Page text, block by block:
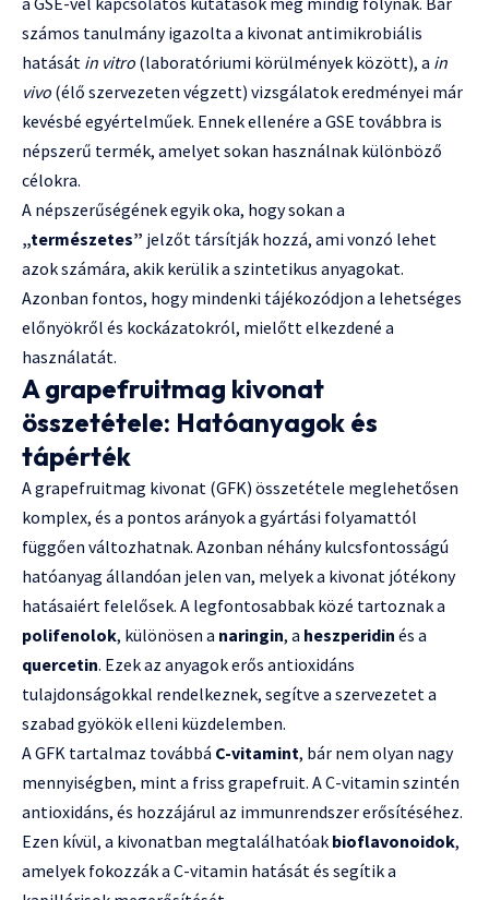
számos tanulmány igazolta a kivonat antimikrobiális
hatását in vitro (laboratóriumi körülmények között), a in
vivo (élő szervezeten végzett) vizsgálatok eredményei már
kevésbé egyértelműek. Ennek ellenére a GSE továbbra is
népszerű termék, amelyet sokan használnak különböző
célokra.
A népszerűségének egyik oka, hogy sokan a
„természetes” jelzőt társítják hozzá, ami vonzó lehet
azok számára, akik kerülik a szintetikus anyagokat.
Azonban fontos, hogy mindenki tájékozódjon a lehetséges
előnyökről és kockázatokról, mielőtt elkezdené a
használatát.
A grapefruitmag kivonat
összetétele: Hatóanyagok és
tápérték
A grapefruitmag kivonat (GFK) összetétele meglehetősen
komplex, és a pontos arányok a gyártási folyamattól
függően változhatnak. Azonban néhány kulcsfontosságú
hatóanyag állandóan jelen van, melyek a kivonat jótékony
hatásaiért felelősek. A legfontosabbak közé tartoznak a
polifenolok, különösen a naringin, a heszperidin és a
quercetin. Ezek az anyagok erős antioxidáns
tulajdonságokkal rendelkeznek, segítve a szervezetet a
szabad gyökök elleni küzdelemben.
A GFK tartalmaz továbbá C-vitamint, bár nem olyan nagy
mennyiségben, mint a friss grapefruit. A C-vitamin szintén
antioxidáns, és hozzájárul az immunrendszer erősítéséhez.
Ezen kívül, a kivonatban megtalálhatóak bioflavonoidok,
amelyek fokozzák a C-vitamin hatását és segítik a